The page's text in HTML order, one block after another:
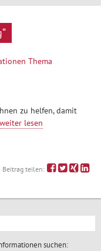
Thema
zu helfen, damit
weiter lesen
Beitrag teilen:
suchen: